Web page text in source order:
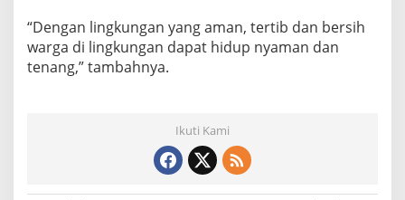
n
a
k
a
o
“Dengan lingkungan yang aman, tertib dan bersih
warga di lingkungan dapat hidup nyaman dan
tenang,” tambahnya.
Ikuti Kami